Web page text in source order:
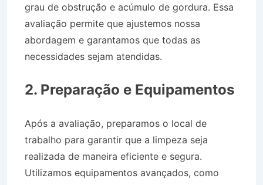
grau de obstrução e acúmulo de gordura. Essa
avaliação permite que ajustemos nossa
abordagem e garantamos que todas as
necessidades sejam atendidas.
2. Preparação e Equipamentos
Após a avaliação, preparamos o local de
trabalho para garantir que a limpeza seja
realizada de maneira eficiente e segura.
Utilizamos equipamentos avançados, como